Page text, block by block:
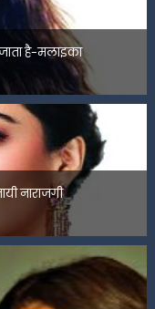
है-मलाइका
नाराजगी